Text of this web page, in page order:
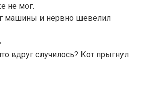
не мог.
машины и нервно шевелил
вдруг случилось? Кот прыгнул